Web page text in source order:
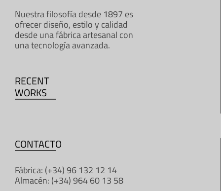
Nuestra filosofía desde 1897 es
ofrecer diseño, estilo y calidad
desde una fábrica artesanal con
una tecnología avanzada.
RECENT
WORKS
CONTACTO
Fábrica: (+34) 96 132 12 14
Almacén: (+34) 964 60 13 58